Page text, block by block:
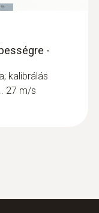
-
kalibrálás
27 m/s